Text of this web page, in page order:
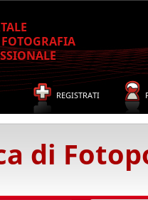
REGISTRATI
di